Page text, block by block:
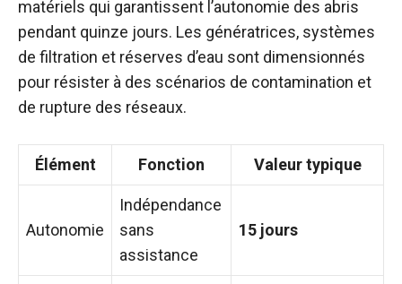
matériels qui garantissent l’autonomie des abris
pendant quinze jours. Les génératrices, systèmes
de filtration et réserves d’eau sont dimensionnés
pour résister à des scénarios de contamination et
de rupture des réseaux.
Élément Fonction Valeur typique
Autonomie
Indépendance
sans
assistance
15 jours